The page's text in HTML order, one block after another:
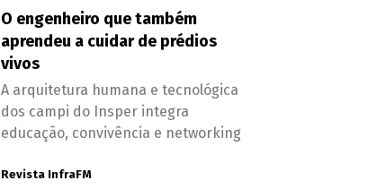
O engenheiro que também
aprendeu a cuidar de prédios
vivos
A arquitetura humana e tecnológica
dos campi do Insper integra
educação, convivência e networking
Revista InfraFM